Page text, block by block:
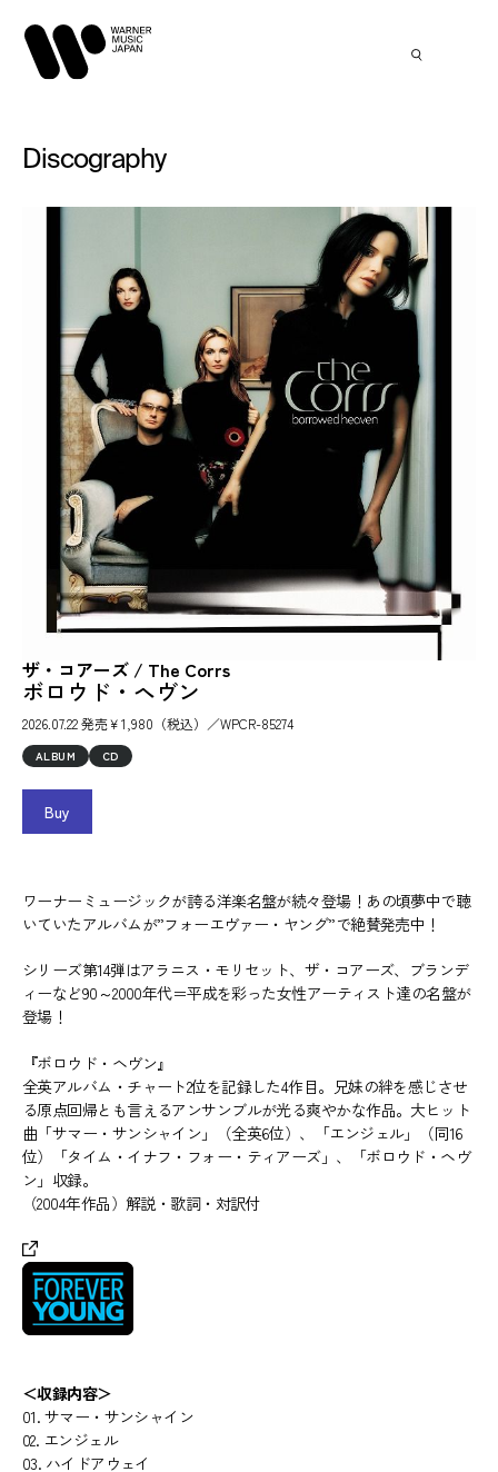
Discography
ザ・コアーズ / The Corrs
ボロウド・ヘヴン
2026.07.22 発売￥1,980（税込）／WPCR-85274
ALBUM CD
Buy
ワーナーミュージックが誇る洋楽名盤が続々登場！あの頃夢中で聴
いていたアルバムが”フォーエヴァー・ヤング”で絶賛発売中！
シリーズ第14弾はアラニス・モリセット、ザ・コアーズ、ブランデ
ィーなど90～2000年代＝平成を彩った女性アーティスト達の名盤が
登場！
『ボロウド・ヘヴン』
全英アルバム・チャート2位を記録した4作目。兄妹の絆を感じさせ
る原点回帰とも言えるアンサンブルが光る爽やかな作品。大ヒット
曲「サマー・サンシャイン」（全英6位）、「エンジェル」（同16
位）「タイム・イナフ・フォー・ティアーズ」、「ボロウド・ヘヴ
ン」収録。
（2004年作品）解説・歌詞・対訳付
＜収録内容＞
01. サマー・サンシャイン
02. エンジェル
03. ハイドアウェイ